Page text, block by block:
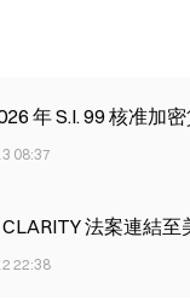
年 S.I. 99 核准加
08:37
法案連結
22:38